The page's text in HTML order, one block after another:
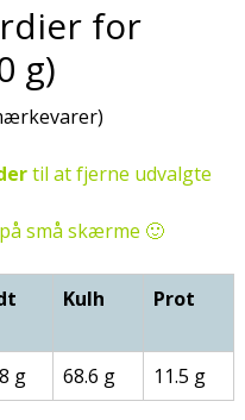
for
g)
til at fjerne udvalgte
små skærme 🙂
Kulh Prot
g 68.6 g 11.5 g